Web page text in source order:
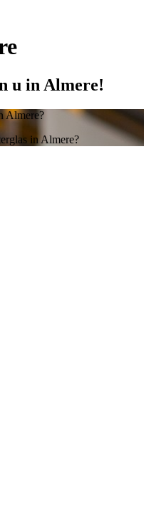
u in Almere!
Almere?
in Almere?